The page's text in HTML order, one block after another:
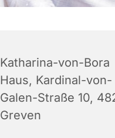
Katharina-von-Bora
Haus, Kardinal-von-
Galen-Straße 10,
Greven